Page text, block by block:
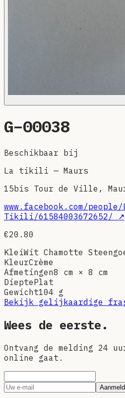
G–00038
Beschikbaar bij
La tikili — Maurs
15bis Tour de Ville,
www.facebook.com/people/
Tikili/61584003672652/ ↗
€20.80
KleiWit Chamotte
KleurCrème
Afmetingen8 cm × 8 cm
DieptePlat
Gewicht104 g
Bekijk gelijkaardige
Wees de eerste.
Ontvang de melding 24
online gaat.